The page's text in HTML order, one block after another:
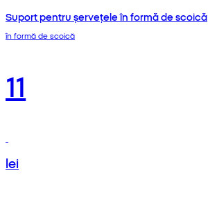
Suport pentru șervețele în formă de scoică
în formă de scoică
11
lei